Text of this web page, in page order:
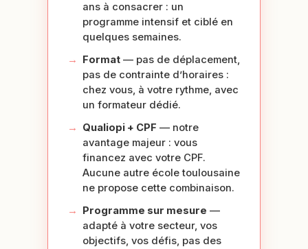
ans à consacrer : un
programme intensif et ciblé en
quelques semaines.
Format— pas de déplacement,
pas de contrainte d’horaires :
chez vous, à votre rythme, avec
un formateur dédié.
Qualiopi + CPF — notre
avantage majeur : vous
financez avec votre CPF.
Aucune autre école toulousaine
ne propose cette combinaison.
Programme sur mesure —
adapté à votre secteur, vos
objectifs, vos défis, pas des